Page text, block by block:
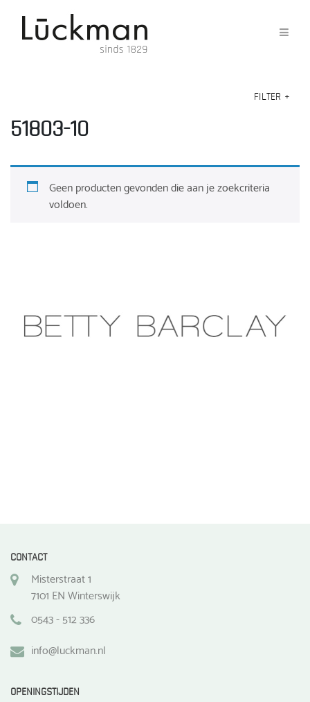
FILTER +
51803-10
Geen producten gevonden die aan je zoekcriteria
voldoen.
CONTACT
Misterstraat 1
7101 EN Winterswijk
0543 - 512 336
info@luckman.nl
OPENINGSTIJDEN